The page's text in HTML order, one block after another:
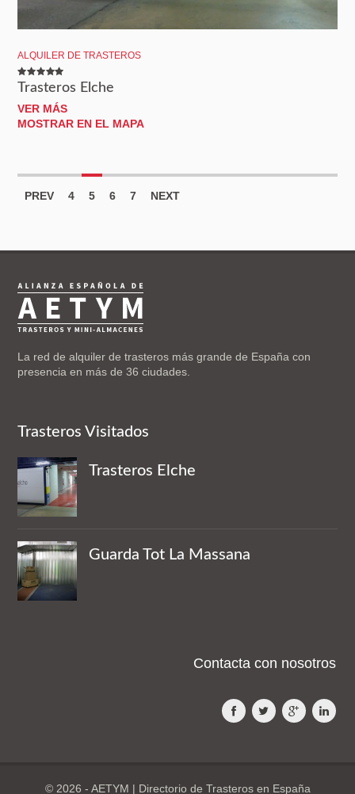
ALQUILER DE TRASTEROS
Trasteros Elche
VER MÁS
MOSTRAR EN EL MAPA
PREV 4 5 6 7 NEXT
La red de alquiler de trasteros más grande de España con
presencia en más de 36 ciudades.
Trasteros Visitados
Trasteros Elche
Guarda Tot La Massana
Contacta con nosotros
© 2026 - AETYM | Directorio de Trasteros en España